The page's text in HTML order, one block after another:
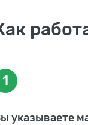
1
указываете